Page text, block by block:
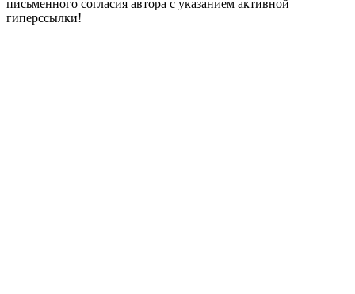
письменного согласия автора с указанием активной
гиперссылки!